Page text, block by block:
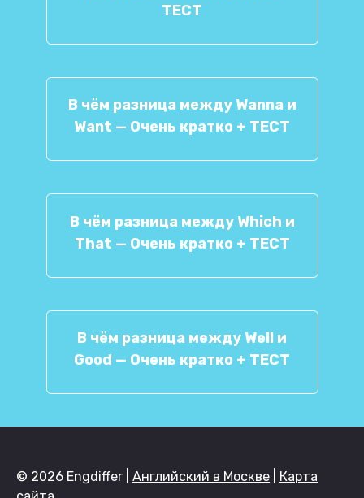
ТЕСТ
В чём разница между Wanna и
Want — Очень кратко + ТЕСТ
В чём разница между Which и
That — Очень кратко + ТЕСТ
В чём разница между Well и
Good — Очень кратко + ТЕСТ
© 2026 Engdiffer | Английский в Москве
Карта